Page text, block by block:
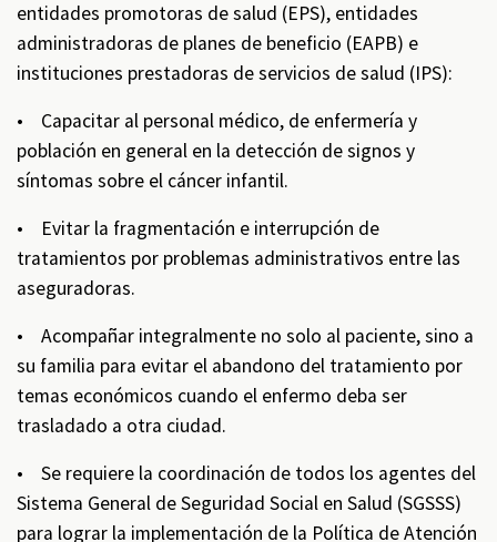
entidades promotoras de salud (EPS), entidades
administradoras de planes de beneficio (EAPB) e
instituciones prestadoras de servicios de salud (IPS):
• Capacitar al personal médico, de enfermería y
población en general en la detección de signos y
síntomas sobre el cáncer infantil.
• Evitar la fragmentación e interrupción de
tratamientos por problemas administrativos entre las
aseguradoras.
• Acompañar integralmente no solo al paciente, sino a
su familia para evitar el abandono del tratamiento por
temas económicos cuando el enfermo deba ser
trasladado a otra ciudad.
• Se requiere la coordinación de todos los agentes del
Sistema General de Seguridad Social en Salud (SGSSS)
para lograr la implementación de la Política de Atención